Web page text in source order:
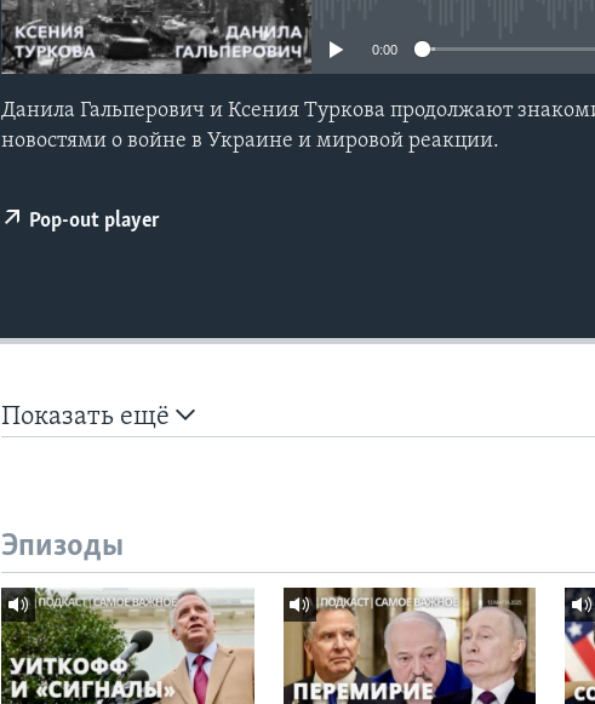
0:00
Данила Гальперович и Ксения Туркова продолжают
новостями о войне в Украине и мировой реакции.
Pop-out player
Показать ещё
Эпизоды